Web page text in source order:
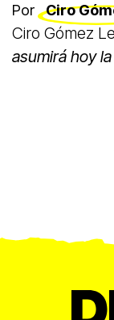
Por Ciro
Ciro Gómez
asumirá hoy